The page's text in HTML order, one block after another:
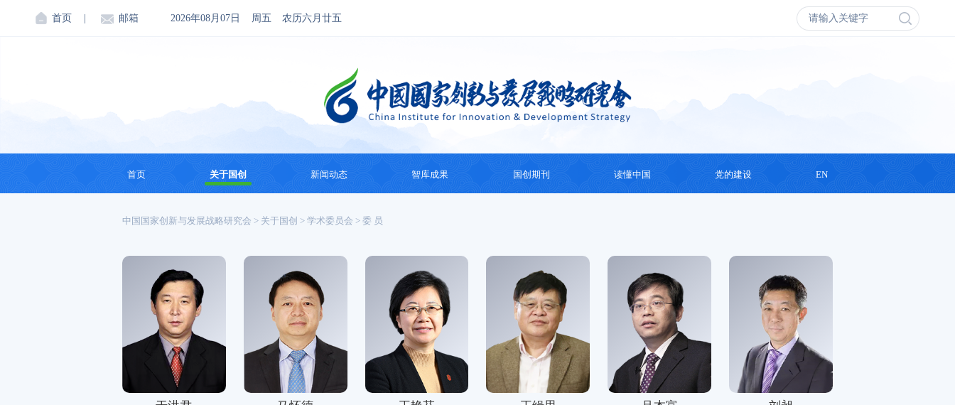
首页 邮箱 2026年08月07日 周五 农历六月廿五
首页 关于国创
机构简介
研究机构
会员服务
新闻动态
国创动态
智库成果 国创期刊 读懂中国
纪录片
主题演讲
系列短视频
新青年看中国
国际研讨会
党的建设 EN
中国国家创新与发展战略研究会 > 关于国创 > 学术委员会 > 委 员